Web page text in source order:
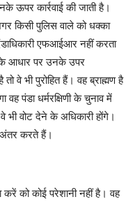
कार्रवाई की जाती है।
किसी पुलिस वाले को धक्का
एफआईआर नहीं करता
आधार पर उनके उपर
वे भी पुरोहित हैं। वह ब्राह्मण है
वह पंडा धर्मरक्षिणी के चुनाव में
भी वोट देने के अधिकारी होंगे।
करते हैं।
को कोई परेशानी नहीं है। वह